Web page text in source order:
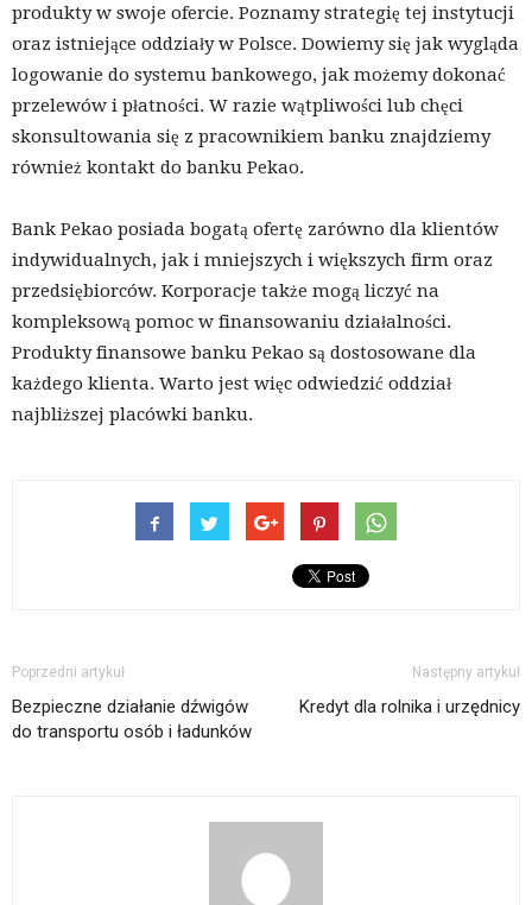
produkty w swoje ofercie. Poznamy strategię tej instytucji
oraz istniejące oddziały w Polsce. Dowiemy się jak wygląda
logowanie do systemu bankowego, jak możemy dokonać
przelewów i płatności. W razie wątpliwości lub chęci
skonsultowania się z pracownikiem banku znajdziemy
również kontakt do banku Pekao.
Bank Pekao posiada bogatą ofertę zarówno dla klientów
indywidualnych, jak i mniejszych i większych firm oraz
przedsiębiorców. Korporacje także mogą liczyć na
kompleksową pomoc w finansowaniu działalności.
Produkty finansowe banku Pekao są dostosowane dla
każdego klienta. Warto jest więc odwiedzić oddział
najbliższej placówki banku.
Poprzedni artykuł
Bezpieczne działanie dźwigów
do transportu osób i ładunków
Następny artykuł
Kredyt dla rolnika i urzędnicy